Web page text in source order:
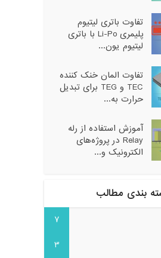
تفاوت باتری لیتیوم
پلیمری Li-Po با باتری
لیتیوم یون...
تفاوت المان خنک کننده
TEC و TEG برای تبدیل
حرارت به...
آموزش استفاده از رله
Relay در پروژه‌های
الکترونیک و...
بندی مطالب
7
3